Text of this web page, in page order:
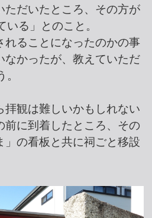
ただいたところ、その方が
いる」とのこと。
れることになったのかの事
なかったが、教えていただ
拝観は難しいかもしれない
前に到着したところ、その
」の看板と共に祠ごと移設